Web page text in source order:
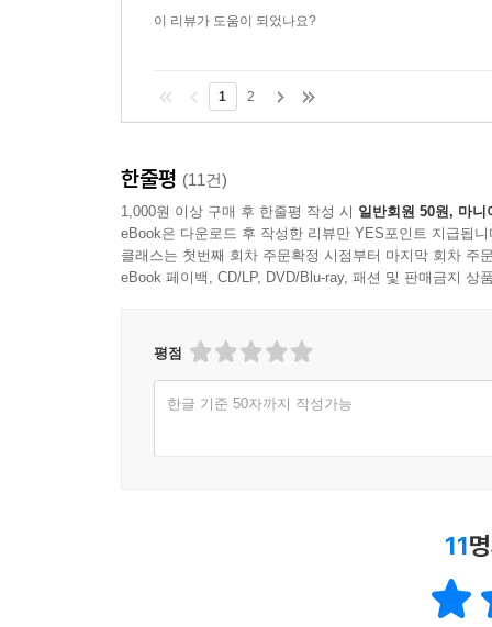
이 리뷰가 도움이 되었나요?
1 2
한줄평 (11건)
1,000원 이상 구매 후 한줄평 작성 시 일반회원 50원, 마니
eBook은 다운로드 후 작성한 리뷰만 YES포인트 지급됩니
클래스는 첫번째 회차 주문확정 시점부터 마지막 회차 주
eBook 페이백, CD/LP, DVD/Blu-ray, 패션 및 판매금지 상
평점
한글 기준 50자까지 작성가능
11